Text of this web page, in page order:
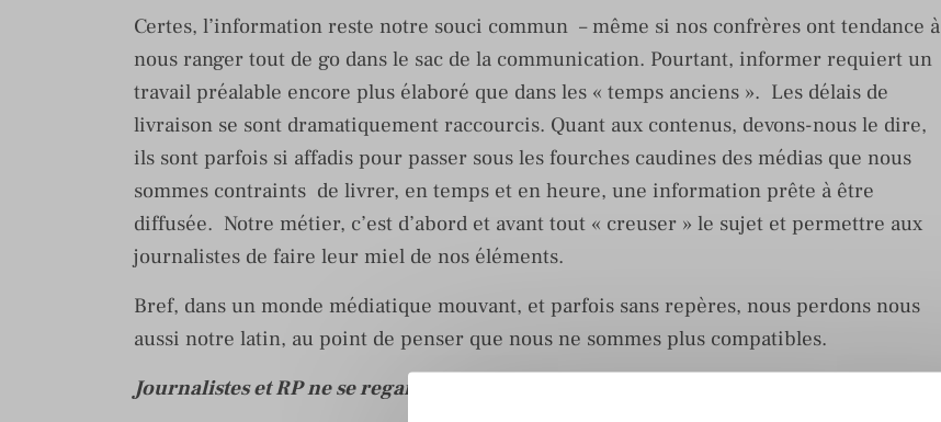
Certes, l’information reste notre souci commun – même si nos confrères ont tendance à
nous ranger tout de go dans le sac de la communication. Pourtant, informer requiert un
travail préalable encore plus élaboré que dans les « temps anciens ». Les délais de
livraison se sont dramatiquement raccourcis. Quant aux contenus, devons-nous le dire,
ils sont parfois si affadis pour passer sous les fourches caudines des médias que nous
sommes contraints de livrer, en temps et en heure, une information prête à être
diffusée. Notre métier, c’est d’abord et avant tout « creuser » le sujet et permettre aux
journalistes de faire leur miel de nos éléments.
Bref, dans un monde médiatique mouvant, et parfois sans repères, nous perdons nous
aussi notre latin, au point de penser que nous ne sommes plus compatibles.
Journalisteset RP ne se regardent plus avec les yeux de Chimène